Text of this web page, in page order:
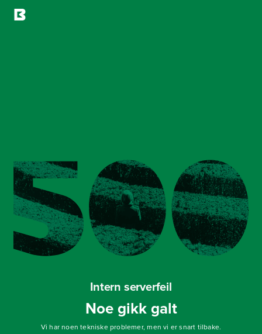
Intern serverfeil
Noe gikk galt
Vi har noen tekniske problemer, men vi er snart tilbake.